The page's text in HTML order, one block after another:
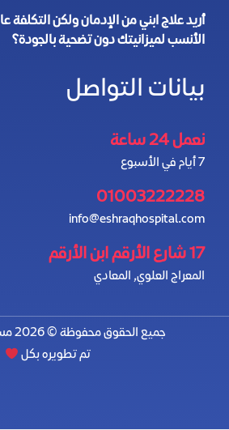
أريد علاج ابني من الإدمان ولكن التكلفة
الأنسب لميزانيتك دون تضحية بالجودة؟
بيانات التواصل
نعمل 24 ساعة
7 أيام في الأسبوع
01003222228
info@eshraqhospital.com
17 شارع الأرقم ابن الأرقم
المعراج العلوي, المعادي
جميع الحقوق محفوظة © 2026 مستشفى إشراق.
تم تطويره بكل